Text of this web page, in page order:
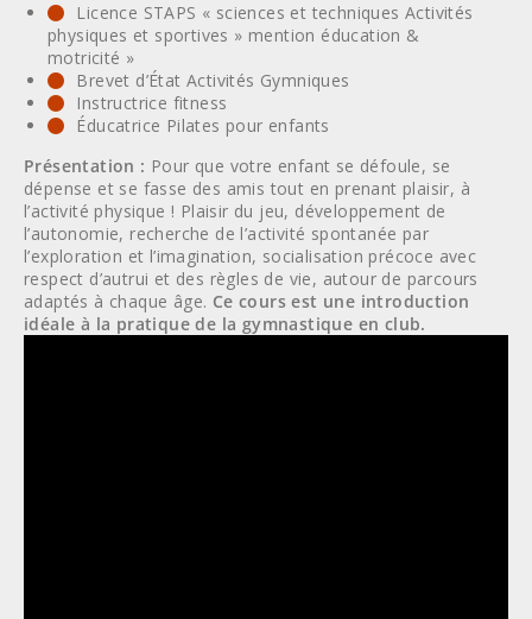
Licence STAPS « sciences et techniques Activités
physiques et sportives » mention éducation &
motricité »
Brevet d’État Activités Gymniques
Instructrice fitness
Éducatrice Pilates pour enfants
Présentation : Pour que votre enfant se défoule, se
dépense et se fasse des amis tout en prenant plaisir, à
l’activité physique ! Plaisir du jeu, développement de
l’autonomie, recherche de l’activité spontanée par
l’exploration et l’imagination, socialisation précoce avec
respect d’autrui et des règles de vie, autour de parcours
adaptés à chaque âge. Ce cours est une introduction
idéale à la pratique de la gymnastique en club.